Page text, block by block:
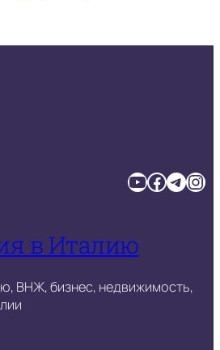
YouTube Facebook TelegramInstagram
в Италию
ВНЖ, бизнес, недвижимость,